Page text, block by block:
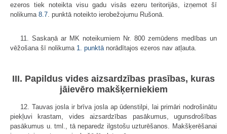
ezeros tiek noteikta visu gadu visās ezeru teritorijās, izņemot šī
nolikuma 8.7. punktā noteikto ierobežojumu Rušonā.
11. Saskaņā ar MK noteikumiem Nr. 800 zemūdens medības un
vēžošana šī nolikuma 1. punktānorādītajos ezeros nav atļauta.
III. Papildus vides aizsardzības prasības, kuras
jāievēro makšķerniekiem
12. Tauvas josla ir brīva josla ap ūdenstilpi, lai primāri nodrošinātu
piekļuvi krastam, vides aizsardzības pasākumus, ugunsdrošības
pasākumus u. tml., tā neparedz ilgstošu uzturēšanos. Makšķerēšanai